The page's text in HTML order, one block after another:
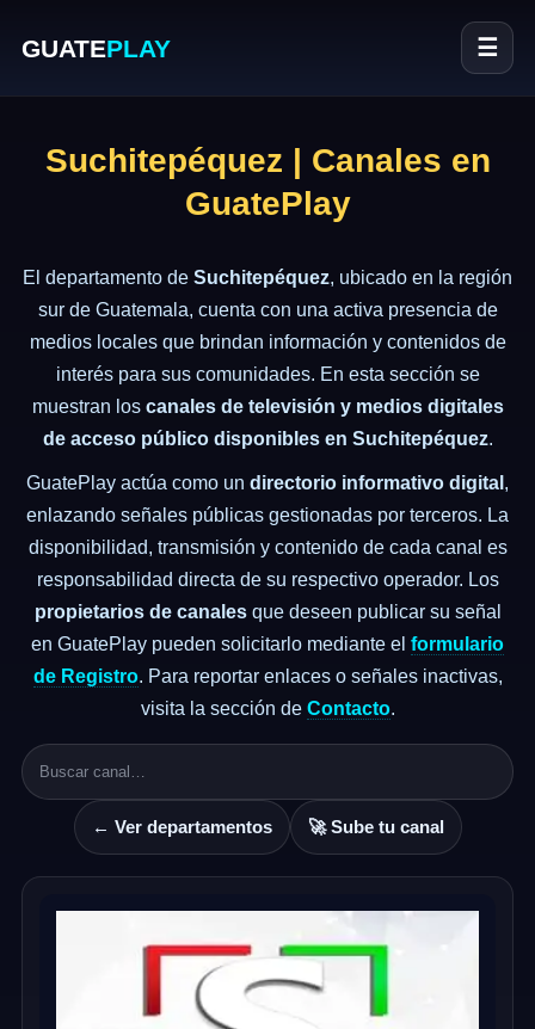
GUATEPLAY ☰
Suchitepéquez | Canales en
GuatePlay
El departamento de Suchitepéquez, ubicado en la región
sur de Guatemala, cuenta con una activa presencia de
medios locales que brindan información y contenidos de
interés para sus comunidades. En esta sección se
muestran los canales de televisión y medios digitales
de acceso público disponibles en Suchitepéquez.
GuatePlay actúa como un directorio informativo digital ,
enlazando señales públicas gestionadas por terceros. La
disponibilidad, transmisión y contenido de cada canal es
responsabilidad directa de su respectivo operador. Los
propietarios de canalesque deseen publicar su señal
en GuatePlay pueden solicitarlo mediante el formulario
de Registro. Para reportar enlaces o señales inactivas,
visita la sección de Contacto.
← Ver departamentos 🚀 Sube tu canal